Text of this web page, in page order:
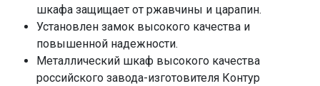
шкафа защищает от ржавчины и царапин.
Установлен замок высокого качества и
повышенной надежности.
Металлический шкаф высокого качества
российского завода-изготовителя Контур